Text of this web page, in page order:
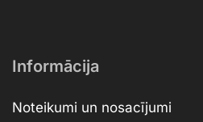
Informācija
Noteikumi un nosacījumi